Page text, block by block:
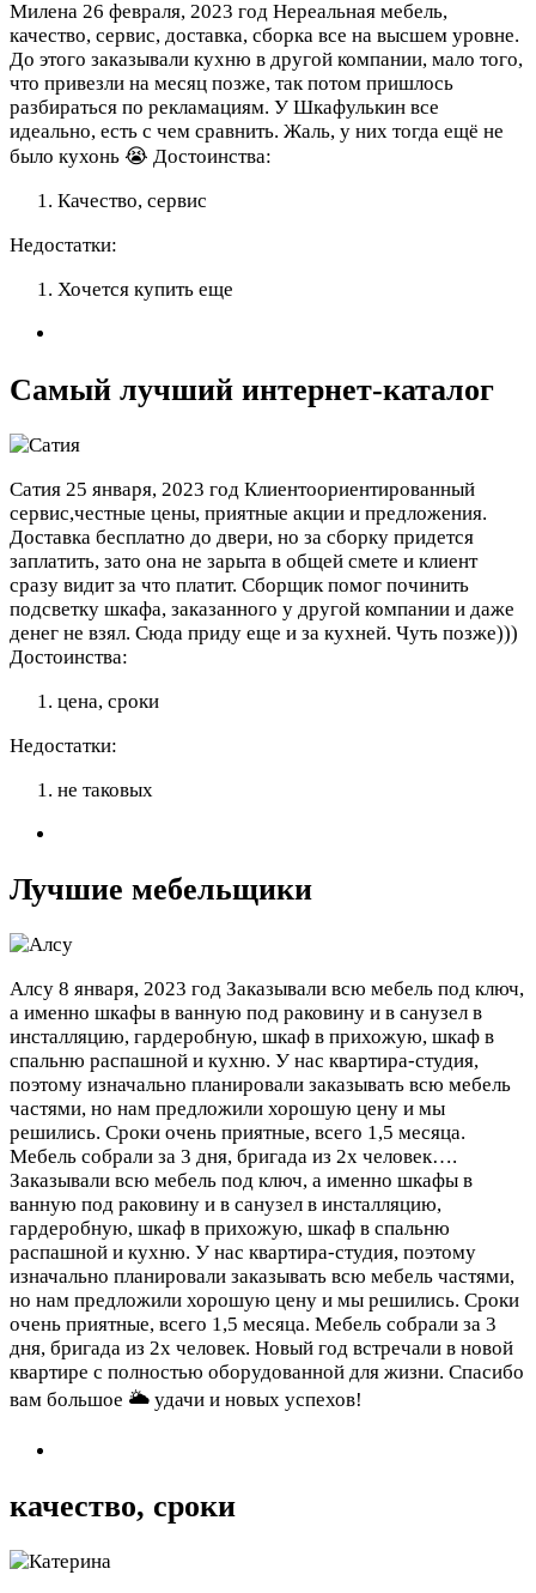
Милена 26 февраля, 2023 год Нереальная мебель,
качество, сервис, доставка, сборка все на высшем уровне.
До этого заказывали кухню в другой компании, мало того,
что привезли на месяц позже, так потом пришлось
разбираться по рекламациям. У Шкафулькин все
идеально, есть с чем сравнить. Жаль, у них тогда ещё не
было кухонь 😭 Достоинства:
Качество, сервис
Недостатки:
Хочется купить еще
Самый лучший интернет-каталог
Сатия 25 января, 2023 год Клиентоориентированный
сервис,честные цены, приятные акции и предложения.
Доставка бесплатно до двери, но за сборку придется
заплатить, зато она не зарыта в общей смете и клиент
сразу видит за что платит. Сборщик помог починить
подсветку шкафа, заказанного у другой компании и даже
денег не взял. Сюда приду еще и за кухней. Чуть позже)))
Достоинства:
цена, сроки
Недостатки:
не таковых
Лучшие мебельщики
Алсу 8 января, 2023 год Заказывали всю мебель под ключ,
а именно шкафы в ванную под раковину и в санузел в
инсталляцию, гардеробную, шкаф в прихожую, шкаф в
спальню распашной и кухню. У нас квартира-студия,
поэтому изначально планировали заказывать всю мебель
частями, но нам предложили хорошую цену и мы
решились. Сроки очень приятные, всего 1,5 месяца.
Мебель собрали за 3 дня, бригада из 2х человек….
Заказывали всю мебель под ключ, а именно шкафы в
ванную под раковину и в санузел в инсталляцию,
гардеробную, шкаф в прихожую, шкаф в спальню
распашной и кухню. У нас квартира-студия, поэтому
изначально планировали заказывать всю мебель частями,
но нам предложили хорошую цену и мы решились. Сроки
очень приятные, всего 1,5 месяца. Мебель собрали за 3
дня, бригада из 2х человек. Новый год встречали в новой
квартире с полностью оборудованной для жизни. Спасибо
вам большое 🌥 удачи и новых успехов!
качество, сроки